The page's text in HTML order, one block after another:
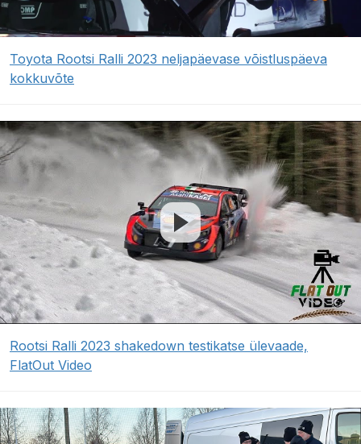
Toyota Rootsi Ralli 2023 neljapäevase võistluspäeva
kokkuvõte
Rootsi Ralli 2023 shakedown testikatse ülevaade,
FlatOut Video